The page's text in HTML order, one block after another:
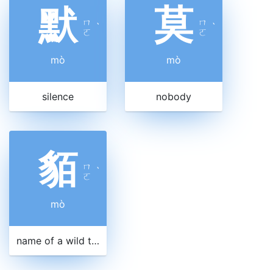
默 ㄇ
ㄛ ˋ
mò
silence
莫 ㄇ
ㄛ ˋ
mò
nobody
貊 ㄇ
ㄛ ˋ
mò
name of a wild tribe